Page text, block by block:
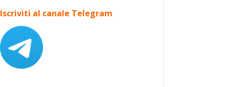
Iscriviti al canale Telegram